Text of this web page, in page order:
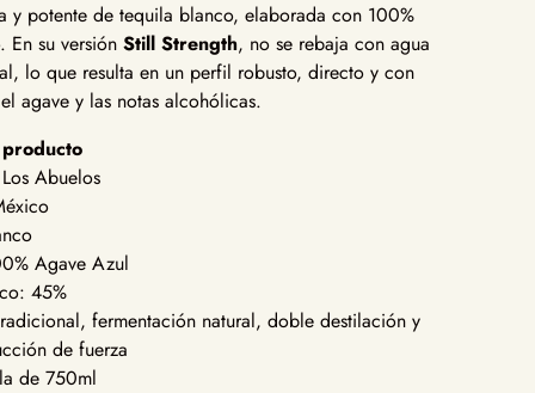
y potente de tequila blanco, elaborada con 100%
En su versiónStill Strength, no se rebaja con agua
lo que resulta en un perfil robusto, directo y con
agave y las notas alcohólicas.
Abuelos
Agave Azul
45%
fermentación natural, doble destilación y
de fuerza
de 750ml